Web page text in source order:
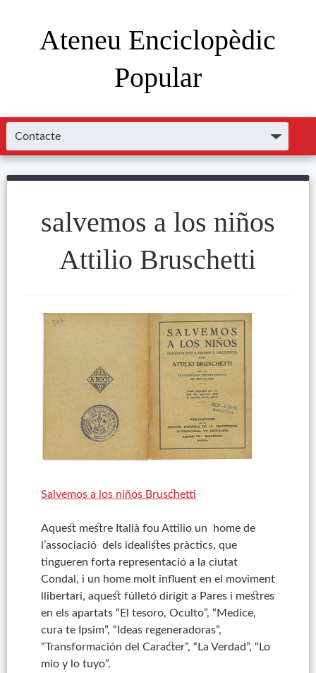
Ateneu Enciclopèdic
Popular
salvemos a los niños
Attilio Bruschetti
Salvemos a los niños Bruschetti
Aquest mestre Italià fou Attilio un home de
l’associació dels idealistes pràctics, que
tingueren forta representació a la ciutat
Condal, i un home molt influent en el moviment
llibertari, aquest fúlletó dirigit a Pares i mestres
en els apartats “El tesoro, Oculto”, “Medice,
cura te Ipsim”, “Ideas regeneradoras”,
“Transformación del Caracter”, “La Verdad”, “Lo
mio y lo tuyo”.